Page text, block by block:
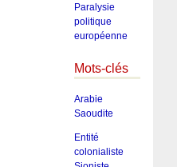
Paralysie
politique
européenne
Mots-clés
Arabie
Saoudite
Entité
colonialiste